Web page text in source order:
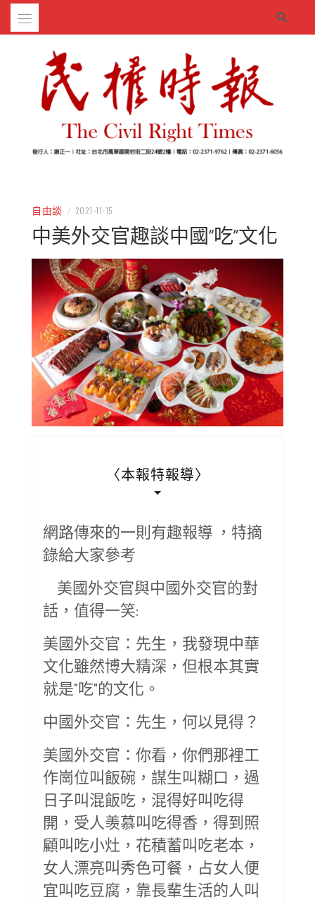
Skip
自由談 / 2021-11-15
中美外交官趣談中國“吃”文化
〈本報特報導〉
網路傳來的一則有趣報導 ，特摘
錄給大家參考
美國外交官與中國外交官的對
話，值得一笑:
美國外交官：先生，我發現中華
文化雖然博大精深，但根本其實
就是"吃"的文化。
中國外交官：先生，何以見得？
美國外交官：你看，你們那裡工
作崗位叫飯碗，謀生叫糊口，過
日子叫混飯吃，混得好叫吃得
開，受人羡慕叫吃得香，得到照
顧叫吃小灶，花積蓄叫吃老本，
女人漂亮叫秀色可餐，占女人便
宜叫吃豆腐，靠長輩生活的人叫